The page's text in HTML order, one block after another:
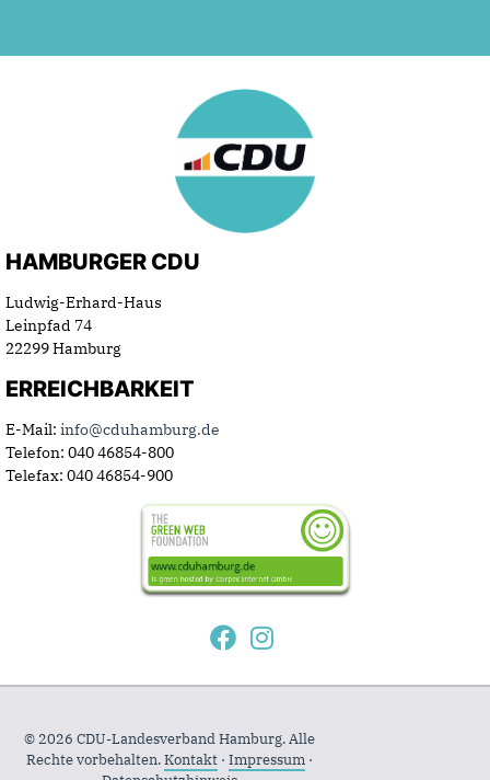
HAMBURGER CDU
Ludwig-Erhard-Haus
Leinpfad 74
22299 Hamburg
ERREICHBARKEIT
E-Mail: info@cduhamburg.de
Telefon: 040 46854-800
Telefax: 040 46854-900
© 2026 CDU-Landesverband Hamburg. Alle
Rechte vorbehalten.Kontakt · Impressum ·